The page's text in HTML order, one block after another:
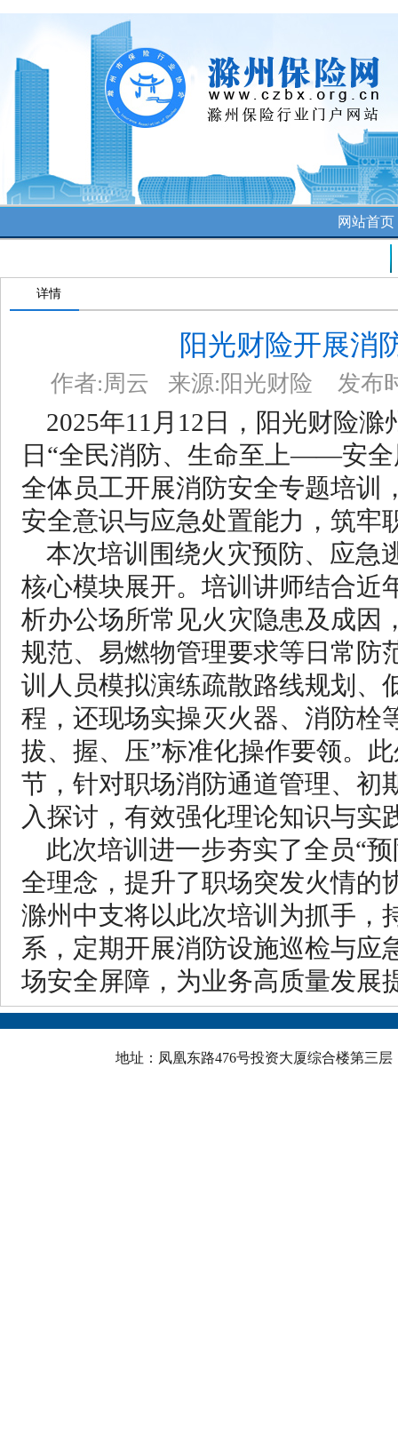
网站首
详情
阳光财险开展消
作者:周云 来源:阳光财险 发布时
2025年11月12日，阳光财险
日“全民消防、生命至上——安全
全体员工开展消防安全专题培训
安全意识与应急处置能力，筑牢
本次培训围绕火灾预防、应急
核心模块展开。培训讲师结合近
析办公场所常见火灾隐患及成因
规范、易燃物管理要求等日常防
训人员模拟演练疏散路线规划、
程，还现场实操灭火器、消防栓
拔、握、压”标准化操作要领。
节，针对职场消防通道管理、初
入探讨，有效强化理论知识与实
此次培训进一步夯实了全员“
全理念，提升了职场突发火情的
滁州中支将以此次培训为抓手，
系，定期开展消防设施巡检与应
场安全屏障，为业务高质量发展
地址：凤凰东路476号投资大厦综合楼第三